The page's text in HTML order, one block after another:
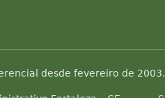
desde fevereiro de 2003.